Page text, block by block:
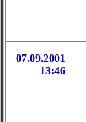
07.09.2001
13:46